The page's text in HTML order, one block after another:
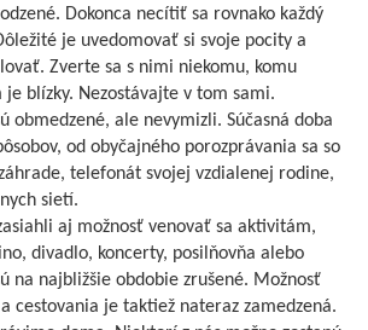
Dokonca necítiť sa rovnako každý
je uvedomovať si svoje pocity a
Zverte sa s nimi niekomu, komu
blízky. Nezostávajte v tom sami.
obmedzené, ale nevymizli. Súčasná doba
od obyčajného porozprávania sa so
telefonát svojej vzdialenej rodine,
sietí.
aj možnosť venovať sa aktivitám,
divadlo, koncerty, posilňovňa alebo
na najbližšie obdobie zrušené. Možnosť
cestovania je taktiež nateraz zamedzená.